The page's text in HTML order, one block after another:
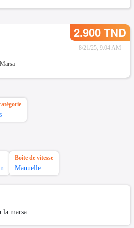
2.900 TND
8/21/25, 9:04 AM
Boîte de vitesse
Manuelle
la marsa